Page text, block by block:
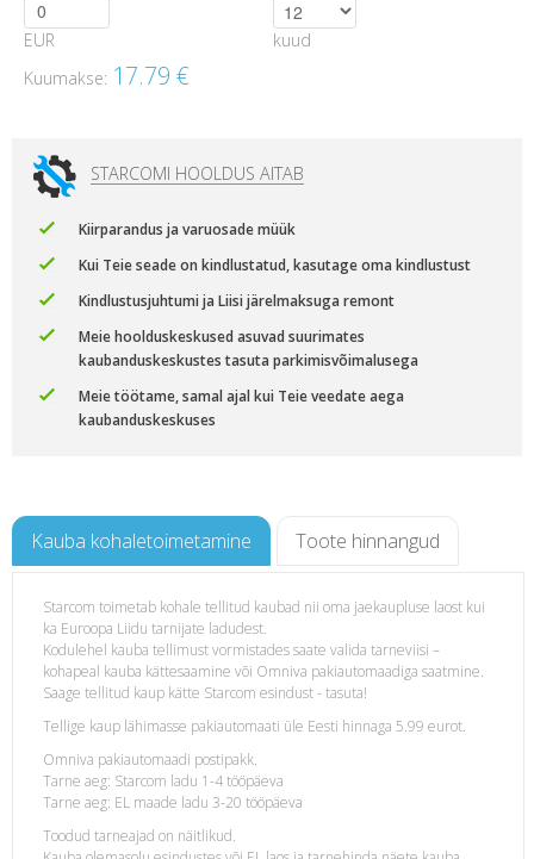
EUR
kuud
Kuumakse: 17.79 €
STARCOMI HOOLDUS AITAB
Kiirparandus ja varuosade müük
Kui Teie seade on kindlustatud, kasutage oma kindlustust
Kindlustusjuhtumi ja Liisi järelmaksuga remont
Meie hoolduskeskused asuvad suurimates
kaubanduskeskustes tasuta parkimisvõimalusega
Meie töötame, samal ajal kui Teie veedate aega
kaubanduskeskuses
Kauba kohaletoimetamine Toote hinnangud
Starcom toimetab kohale tellitud kaubad nii oma jaekaupluse laost kui
ka Euroopa Liidu tarnijate ladudest.
Kodulehel kauba tellimust vormistades saate valida tarneviisi –
kohapeal kauba kättesaamine või Omniva pakiautomaadiga saatmine.
Saage tellitud kaup kätte Starcom esindust - tasuta!
Tellige kaup lähimasse pakiautomaati üle Eesti hinnaga 5.99 eurot.
Omniva pakiautomaadi postipakk.
Tarne aeg: Starcom ladu 1-4 tööpäeva
Tarne aeg: EL maade ladu 3-20 tööpäeva
Toodud tarneajad on näitlikud.